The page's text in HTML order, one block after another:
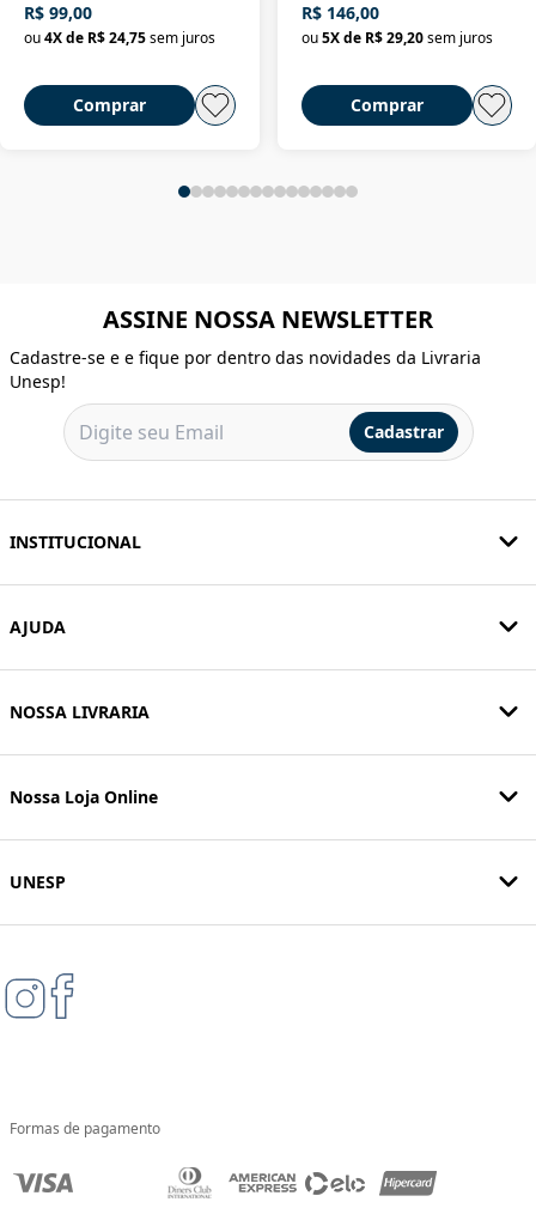
R$ 99,00
ou4X de R$ 24,75sem juros
Comprar
R$ 146,00
ou 5X de R$ 29,20 sem juros
Comprar
ASSINE NOSSA NEWSLETTER
Cadastre-se e e fique por dentro das novidades da Livraria
Unesp!
Cadastrar
INSTITUCIONAL
AJUDA
NOSSA LIVRARIA
Nossa Loja Online
UNESP
Formas de pagamento